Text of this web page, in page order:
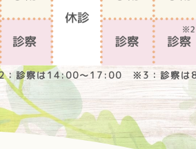
診察は14:00～17:00 ※3：診察は